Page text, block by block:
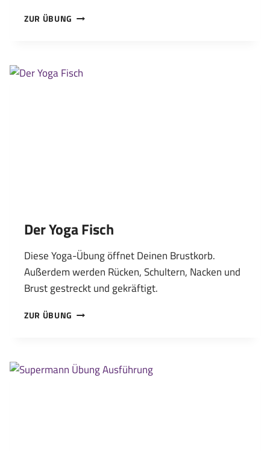
ZUR ÜBUNG DIE
Der Yoga Fisch
Diese Yoga-Übung öffnet Deinen Brustkorb.
Außerdem werden Rücken, Schultern, Nacken und
Brust gestreckt und gekräftigt.
ZUR ÜBUNG DER